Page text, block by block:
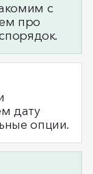
с
про
дату
опции.